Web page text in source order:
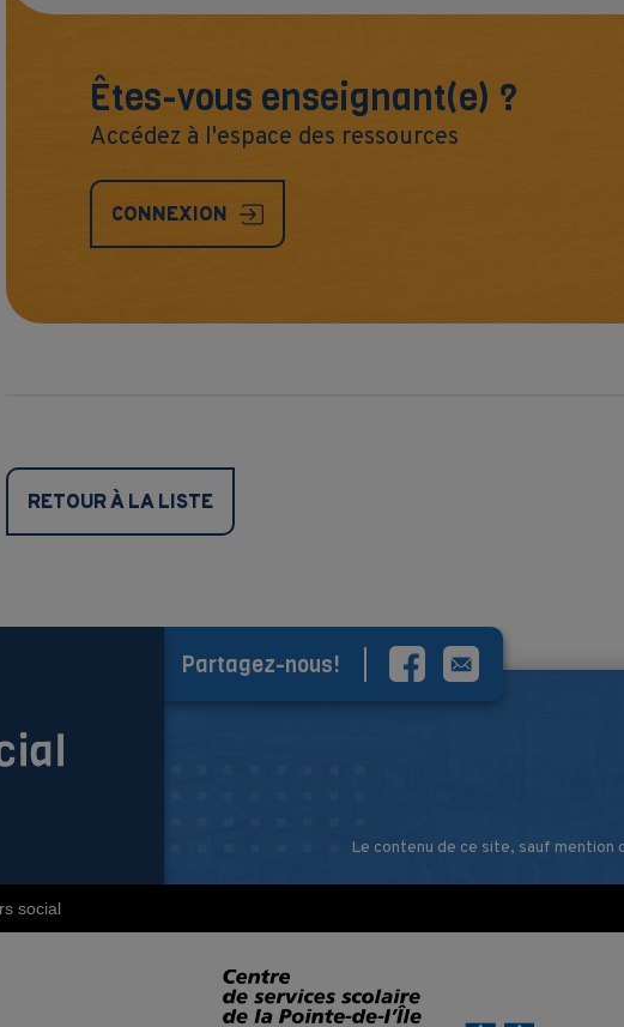
Êtes-vous enseignant(e) ?
Accédez à l'espace des ressources
CONNEXION
RETOUR À LA LISTE
Le contenu de ce site, sauf mention
Partagez-nous!
social